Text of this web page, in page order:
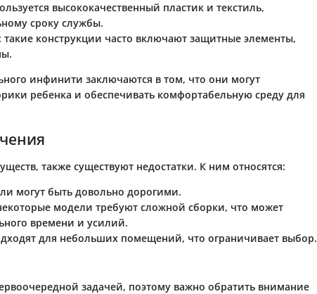
высококачественный пластик и текстиль,
сроку службы.
: такие конструкции часто включают защитные элементы,
инфинити заключаются в том, что они могут
ребенка и обеспечивать комфортабельную среду для
также существуют недостатки. К ним относятся:
могут быть довольно дорогими.
модели требуют сложной сборки, что может
времени и усилий.
для небольших помещений, что ограничивает выбор.
задачей, поэтому важно обратить внимание